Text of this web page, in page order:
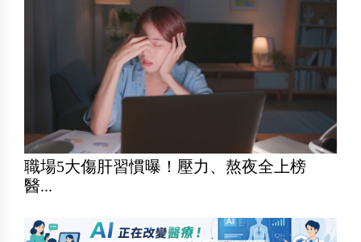
職場5大傷肝習慣曝！壓力、熬夜全上榜
醫...